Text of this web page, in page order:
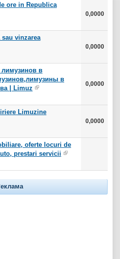
ore in Republica
0,0000
vinzarea
0,0000
в
в
| Limuz
0,0000
Limuzine
0,0000
oferte locuri de
prestari servicii